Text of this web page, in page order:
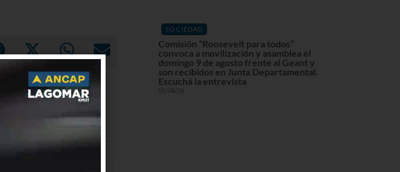
SOCIEDAD
Comisión “Roosevelt para todos”
convoca a movilización y asamblea el
domingo 9 de agosto frente al Geant y
son recibidos en Junta Departamental.
Escuchá la entrevista
05/08/26